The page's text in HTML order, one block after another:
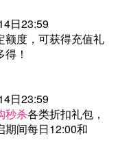
日23:59
额度，可获得充值礼
！
日23:59
秒杀各类折扣礼包，
期间每日12:00和